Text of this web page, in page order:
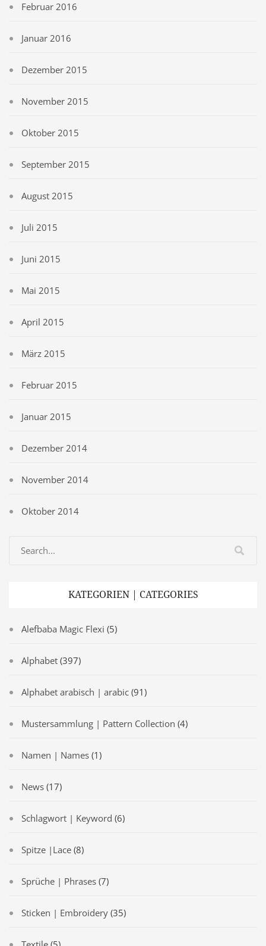
Februar 2016
Januar 2016
Dezember 2015
November 2015
Oktober 2015
September 2015
August 2015
Juli 2015
Juni 2015
Mai 2015
April 2015
März 2015
Februar 2015
Januar 2015
Dezember 2014
November 2014
Oktober 2014
KATEGORIEN | CATEGORIES
Alefbaba Magic Flexi (5)
Alphabet (397)
Alphabet arabisch | arabic (91)
Mustersammlung | Pattern Collection (4)
Namen | Names (1)
News (17)
Schlagwort | Keyword (6)
Spitze |Lace (8)
Sprüche | Phrases (7)
Sticken | Embroidery (35)